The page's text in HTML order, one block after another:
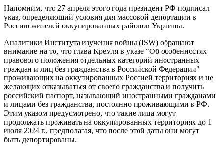
Напомним, что 27 апреля этого года президент РФ подписал
указ, определяющий условия для массовой депортации в
Россию жителей оккупированных районов Украины.
Аналитики Института изучения войны (ISW) обращают
внимание на то, что глава Кремля в указе "Об особенностях
правового положения отдельных категорий иностранных
граждан и лиц без гражданства в Российской Федерации"
проживающих на оккупированных Россией территориях и не
желающих отказываться от своего гражданства и получить
российский паспорт, называющий иностранными гражданами
и лицами без гражданства, постоянно проживающими в РФ.
Этим указом предусмотрено, что такие лица могут
продолжать проживать на оккупированных территориях до 1
июля 2024 г., предполагая, что после этой даты они могут
быть депортированы.